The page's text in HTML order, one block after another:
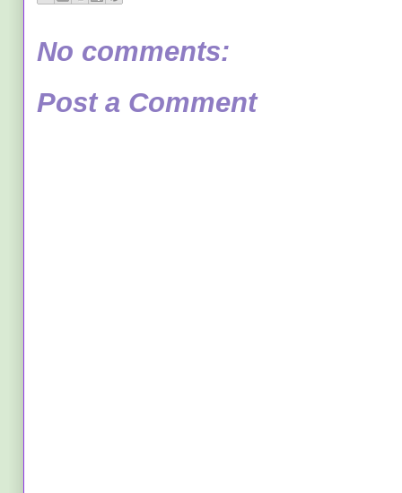
No comments:
Post a Comment